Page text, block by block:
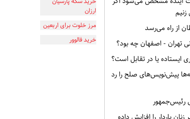
از راه می‌رسد
یا در تقابل است؟
پیش‌نویس‌های صلح را رد
رئیس‌جمهور
ارزان
مرز خلوت برای اربعین
خرید فالوور